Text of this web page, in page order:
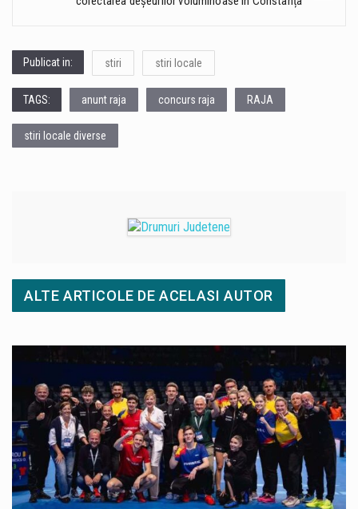
Publicat in: stiri stiri locale
TAGS: anunt raja concurs raja RAJA
stiri locale diverse
ALTE ARTICOLE DE ACELASI AUTOR